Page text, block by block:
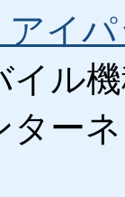
アイ
イル
ター